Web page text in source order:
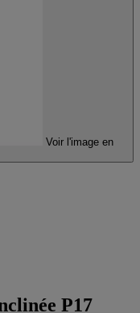
Voir l'image en
P17